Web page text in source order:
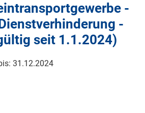
-
-
seit 1.1.2024)
31.12.2024